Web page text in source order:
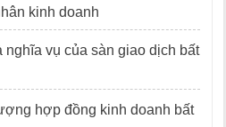
kinh doanh
nghĩa vụ của sàn giao dịch bất
hợp đồng kinh doanh bất